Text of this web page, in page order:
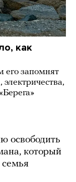
как
его запомнят
освободить
который